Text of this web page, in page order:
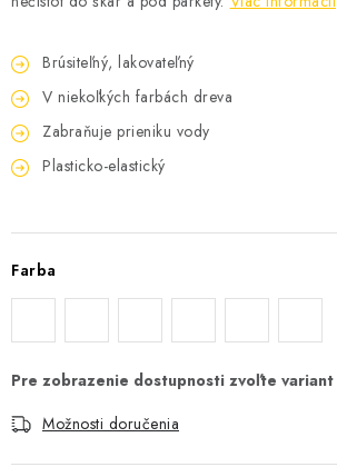
Brúsiteľný, lakovateľný
V niekoľkých farbách dreva
Zabraňuje prieniku vody
Plasticko-elastický
Farba
Možnosti doručenia